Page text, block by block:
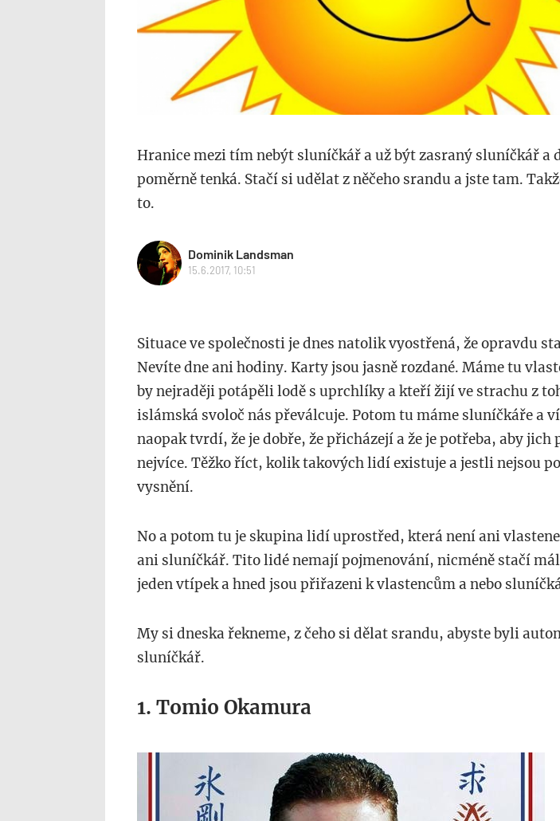
Hranice mezi tím nebýt sluníčkář a už být zasraný sluníčkář a
poměrně tenká. Stačí si udělat z něčeho srandu a jste tam.
to.
Dominik Landsman
15.6.2017, 10:51
Situace ve společnosti je dnes natolik vyostřená, že opravdu
Nevíte dne ani hodiny. Karty jsou jasně rozdané. Máme tu
by nejraději potápěli lodě s uprchlíky a kteří žijí ve strachu z
islámská svoloč nás převálcuje. Potom tu máme sluníčkáře a
naopak tvrdí, že je dobře, že přicházejí a že je potřeba, aby jich
nejvíce. Těžko říct, kolik takových lidí existuje a jestli nejsou
vysnění.
No a potom tu je skupina lidí uprostřed, která není ani
ani sluníčkář. Tito lidé nemají pojmenování, nicméně stačí
jeden vtípek a hned jsou přiřazeni k vlastencům a nebo
My si dneska řekneme, z čeho si dělat srandu, abyste byli
sluníčkář.
1. Tomio Okamura
twitter.com_.jpg